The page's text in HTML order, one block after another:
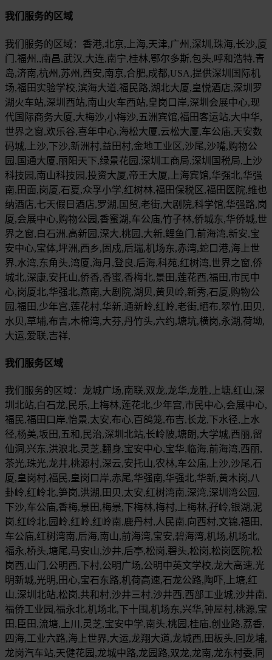
我们服务的区域
我们服务的区域：香港,北京,上海,天津,广州,深圳,珠海,长沙,厦
门,福州,,南昌,武汉,大连,南宁,桂林,鄂尔多斯,包头,呼和浩特,青
岛,济南,杭州,苏州,西安,南京,合肥,成都,USA,提供深圳国际机
场,福田实验学校,滨海大道,福民路,湖北大厦,皇悦酒店,深圳罗
湖火车站,深圳西站,南山火车西站,皇岗口岸,深圳会展中心,现
代国际商务大厦,大梅沙,小梅沙,五洲宾馆,福田客运站,大中华,
世界之窗,欢乐谷,喜年中心,海松大厦,云松大厦,车公庙,天安数
码城,上沙,下沙,新洲村,益田村,金地工业区,沙尾,沙嘴,购物公
园,国通大厦,丽阳天下,绿景花园,深圳工商局,深圳国税局,上沙
科技园,南山科技园,投资大厦,帝王大厦,上海宾馆,华强北,华强
南,田面,岗厦,石夏,众孚小学,红树林,福田保税区,福田医院,维也
纳酒店,七天假日酒店,罗湖,国贸,老街,大剧院,科学馆,华强路,岗
厦,会展中心,购物公园,香蜜湖,车公庙,竹子林,侨城东,华侨城,世
界之窗,白石洲,高新园,深大,桃园,大新,鲤鱼门,前海湾,新安,宝
安中心,宝体,坪洲,西乡,固戍,后瑞,机场东,赤湾,蛇口港,海上世
界,水湾,东角头,湾厦,海月,登良,后海,科苑,红树湾,世界之窗,侨
城北,深康,安托山,侨香,香蜜,香梅北,景田,莲花西,福田,市民中
心,岗厦北,华强北,燕南,大剧院,湖贝,黄贝岭,新秀,石厦,购物公
园,福田,少年宫,莲花村,华新,通新岭,红岭,老街,晒布,翠竹,田贝,
水贝,草埔,布吉,木棉湾,大芬,丹竹头,六约,塘坑,横岗,永湖,荷坳,
大运,爱联,吉祥,
我们服务区域
我们服务的区域：龙城广场,南联,双龙,龙华,龙胜,上塘,红山,深
圳北站,白石龙,民乐,上梅林,莲花北,少年宫,市民中心,会展中心,
福民,福田口岸,怡景,太安,布心,百鸽笼,布吉,长龙,下水径,上水
径,杨美,坂田,五和,民治,深圳北站,长岭陂,塘朗,大学城,西丽,留
仙洞,兴东,洪浪北,灵芝,翻身,宝安中心,宝华,临海,前海湾,西丽,
茶光,珠光,龙井,桃源村,深云,安托山,农林,车公庙,上沙,沙尾,石
厦,皇岗村,福民,皇岗口岸,赤尾,华强南,华强北,华新,黄木岗,八
卦岭,红岭北,笋岗,洪湖,田贝,太安,红树湾南,深湾,深圳湾公园,
下沙,车公庙,香梅,景田,梅景,下梅林,梅村,上梅林,孖岭,银湖,泥
岗,红岭北,园岭,红岭,红岭南,鹿丹村,人民南,向西村,文锦,福田,
车公庙,红树湾南,后海,南山,前海湾,宝安,碧海湾,机场,机场北,
福永,桥头,塘尾,马安山,沙井,后亭,松岗,碧头,松岗,松岗医院,松
岗西,山门,公明西,下村,公明广场,公明中英文学校,龙大高速,光
明新城,光明,田心,宝石东路,机荷高速,石龙公路,陶吓,上塘,红
山,深圳北站,松岗,共和村,沙井三村,沙井西,西部工业城,沙井南,
福侨工业园,福永北,机场北,下十围,机场东,兴华,钟屋村,桃源,宝
田,臣田,流塘,上川,灵芝,宝安中学,南头,桃园,桂庙,创业路,荔香,
四海,工业六路,海上世界,大运,龙翔大道,龙城西,田板头,回龙埔,
龙岗汽车站,天健花园,龙城中路,龙园路,双龙,龙南,龙东村委,同